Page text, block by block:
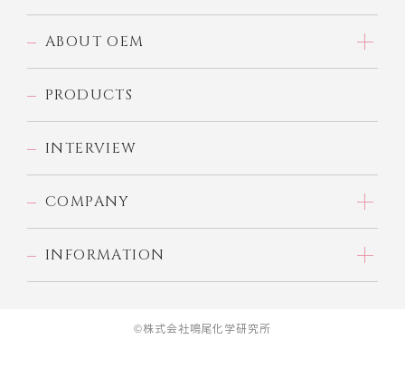
ABOUT OEM
PRODUCTS
INTERVIEW
COMPANY
INFORMATION
©株式会社鳴尾化学研究所